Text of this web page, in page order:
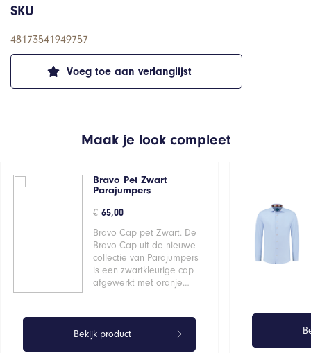
Voeg toe aan verlanglijst
SKU
48173541949757
Maak je look compleet
Bravo Pet Zwart
Parajumpers
€ 65,00
Bravo Cap pet Zwart. De
Bravo Cap uit de nieuwe
collectie van Parajumpers
is een zwartkleurige cap
afgewerkt met oranje…
Bekijk product